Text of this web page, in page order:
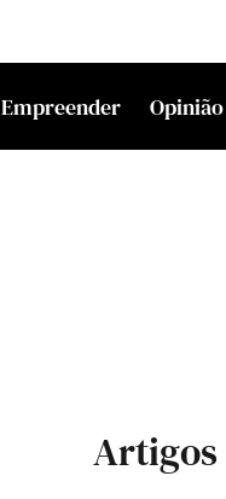
Empreender Opinião
Artigos